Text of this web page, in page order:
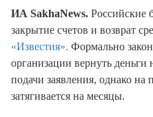
ИА SakhaNews. Российские
закрытие счетов и возврат
«Известия». Формально
организации вернуть деньги
подачи заявления, однако на
затягивается на месяцы.